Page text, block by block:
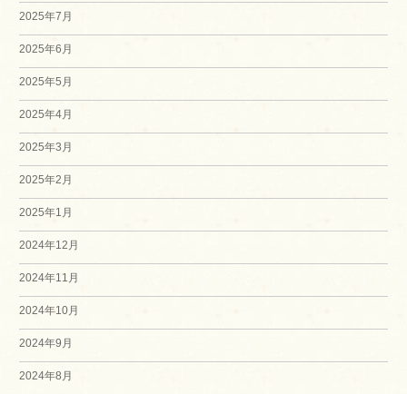
2025年7月
2025年6月
2025年5月
2025年4月
2025年3月
2025年2月
2025年1月
2024年12月
2024年11月
2024年10月
2024年9月
2024年8月